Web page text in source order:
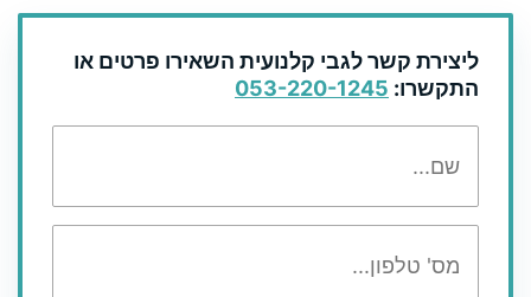
ליצירת קשר לגבי קלנועית השאירו פרטים או
התקשרו: 053-220-1245